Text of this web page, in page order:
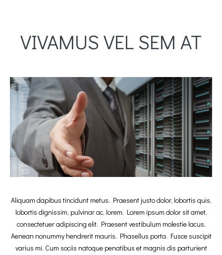
VIVAMUS VEL SEM AT
Aliquam dapibus tincidunt metus. Praesent justo dolor, lobortis quis,
lobortis dignissim, pulvinar ac, lorem. Lorem ipsum dolor sit amet,
consectetuer adipiscing elit. Praesent vestibulum molestie lacus.
Aenean nonummy hendrerit mauris. Phasellus porta. Fusce suscipit
varius mi. Cum sociis natoque penatibus et magnis dis parturient